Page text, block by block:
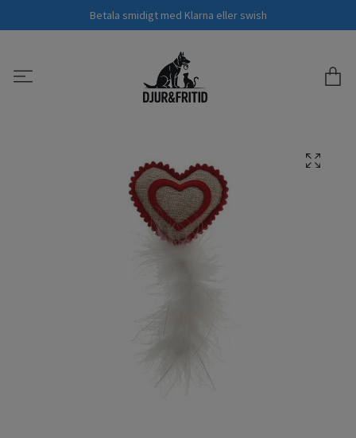
Betala smidigt med Klarna eller swish